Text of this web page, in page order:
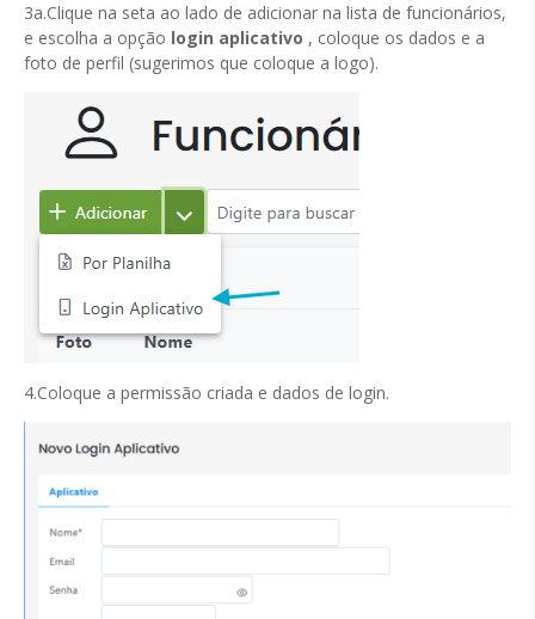
3a.Clique na seta ao lado de adicionar na lista de funcionários,
e escolha a opção login aplicativo , coloque os dados e a
foto de perfil (sugerimos que coloque a logo).
4.Coloque a permissão criada e dados de login.